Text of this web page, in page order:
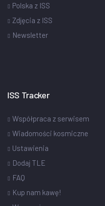
Polska z ISS
Zdjęcia z ISS
Newsletter
ISS Tracker
Współpraca z serwisem
Wiadomości kosmiczne
Ustawienia
Dodaj TLE
FAQ
Kup nam kawę!